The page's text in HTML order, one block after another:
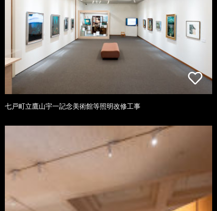
七戸町立鷹山宇一記念美術館等照明改修工事